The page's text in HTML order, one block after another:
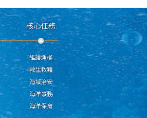
核心任務
維護漁權
救生救難
海域治安
海洋事務
海洋保育